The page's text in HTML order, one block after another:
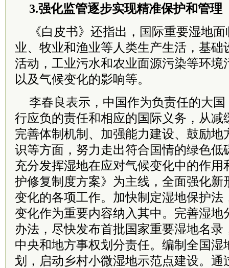
3.强化监管逐步实现精准保护和管理
《白皮书》还指出，国际重要湿地
业、牧业和渔业等人类生产生活，基础
活动，工业污水和农业面源污染等环境
以及气候变化的影响等。
李春良表示，中国作为负责任的大
行应负的责任和相应的国际义务，从减
完善体制机制、加强能力建设、鼓励地
识等方面，努力走出符合国情的绿色低
充分发挥湿地在应对气候变化中的作用
护修复制度方案》为主线，全面强化新
变化的各项工作。加快制定湿地保护法
变化作为重要内容纳入其中。完善湿地
办法，尽快发布首批国家重要湿地名录
中央和地方事权划分责任。编制全国湿
划，启动乡村小微湿地示范点建设。通